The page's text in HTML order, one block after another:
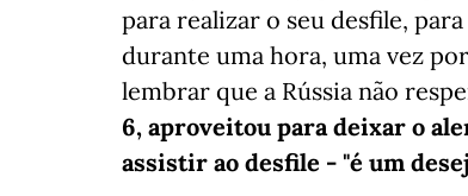
para realizar o seu desfile,
durante uma hora, uma vez
lembrar que a Rússia não
6, aproveitou para deixar o
assistir ao desfile - "é um